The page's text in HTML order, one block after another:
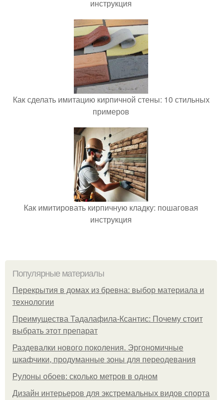
инструкция
Как сделать имитацию кирпичной стены: 10 стильных
примеров
Как имитировать кирпичную кладку: пошаговая
инструкция
Популярные материалы
Перекрытия в домах из бревна: выбор материала и
технологии
Преимущества Тадалафила-Ксантис: Почему стоит
выбрать этот препарат
Раздевалки нового поколения. Эргономичные
шкафчики, продуманные зоны для переодевания
Рулоны обоев: сколько метров в одном
Дизайн интерьеров для экстремальных видов спорта